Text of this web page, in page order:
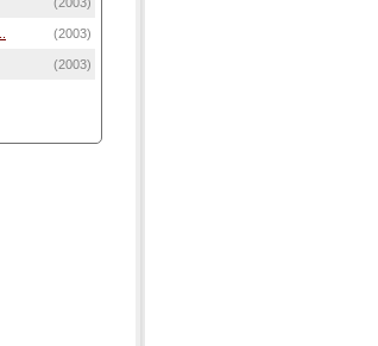
(2003)
(2003)